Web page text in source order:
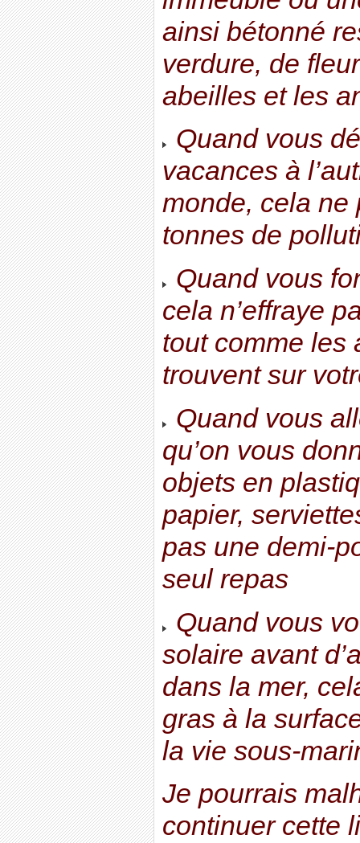
ainsi bétonné
verdure, de
abeilles et les
Quand vous
vacances à
monde, cela ne
tonnes de
Quand vous
cela n’effraye
tout comme les
trouvent sur
Quand vous
qu’on vous
objets en
papier,
pas une demi-
seul repas
Quand vous
solaire avant
dans la mer,
gras à la
la vie sous-
Je pourrais
continuer cette